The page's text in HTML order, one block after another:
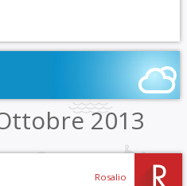
2013
Rosalio